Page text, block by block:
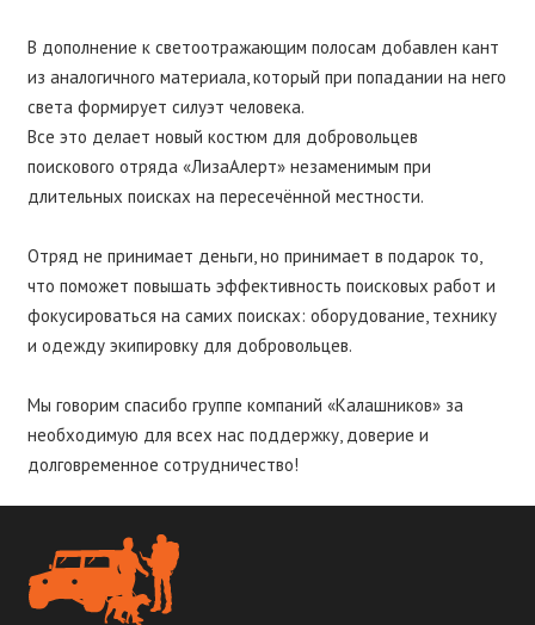
В дополнение к светоотражающим полосам добавлен кант
из аналогичного материала, который при попадании на него
света формирует силуэт человека.
Все это делает новый костюм для добровольцев
поискового отряда «ЛизаАлерт» незаменимым при
длительных поисках на пересечённой местности.
Отряд не принимает деньги, но принимает в подарок то,
что поможет повышать эффективность поисковых работ и
фокусироваться на самих поисках: оборудование, технику
и одежду экипировку для добровольцев.
Мы говорим спасибо группе компаний «Калашников» за
необходимую для всех нас поддержку, доверие и
долговременное сотрудничество!